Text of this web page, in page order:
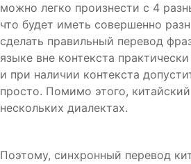
можно легко произнести с 4
что будет иметь совершенно
сделать правильный перевод
языке вне контекста
и при наличии контекста
просто. Помимо этого,
нескольких диалектах.
Поэтому, синхронный перевод